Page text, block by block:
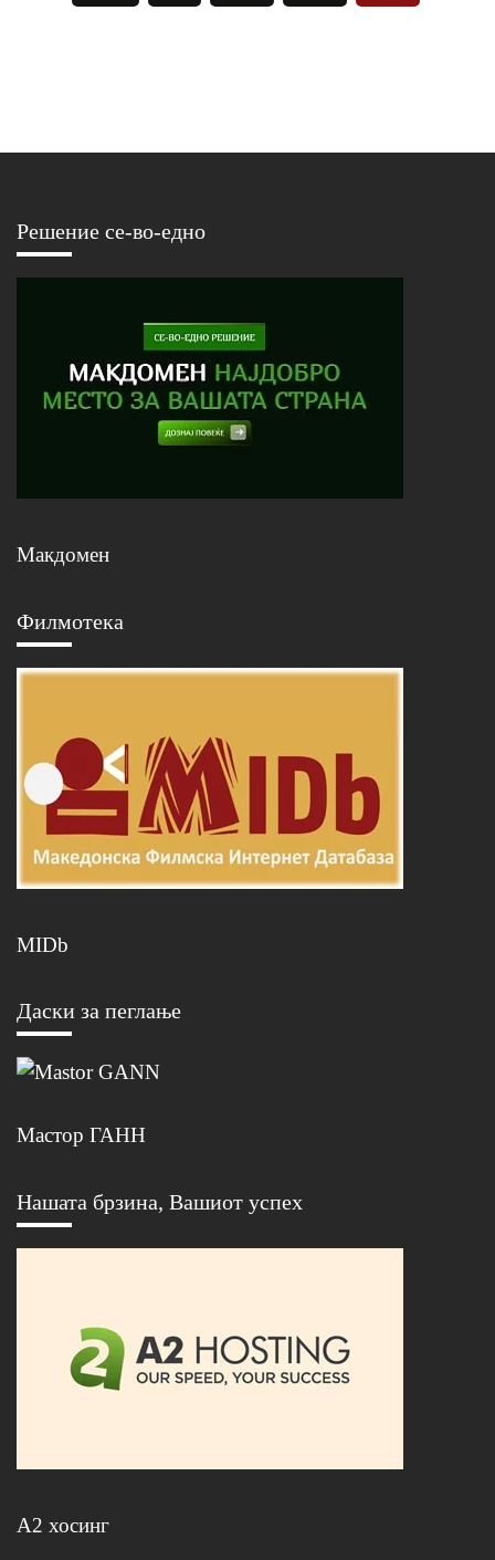
Решение се-во-едно
Макдомен
Филмотека
MIDb
Даски за пеглање
Мастор ГАНН
Нашата брзина, Вашиот успех
А2 хосинг